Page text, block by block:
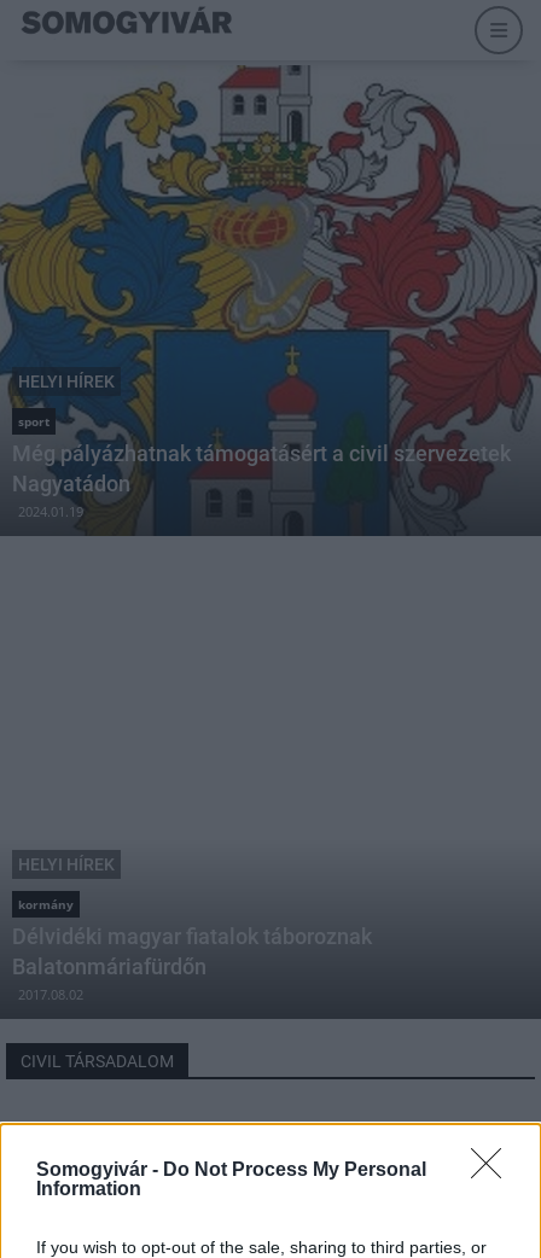
Somogyivár - Do Not Process My Personal
Information
If you wish to opt-out of the sale, sharing to third parties, or
HELYI HÍREK
sport
Még pályázhatnak támogatásért a civil szervezetek
Nagyatádon
2024.01.19
HELYI HÍREK
kormány
Délvidéki magyar fiatalok táboroznak
Balatonmáriafürdőn
2017.08.02
CIVIL TÁRSADALOM
HÍRLEVÉL
Név